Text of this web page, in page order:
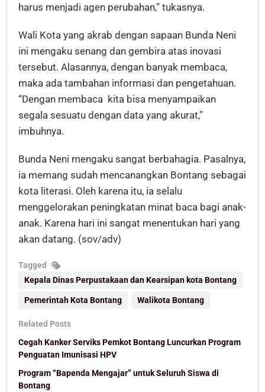
harus menjadi agen perubahan,” tukasnya.
Wali Kota yang akrab dengan sapaan Bunda Neni
ini mengaku senang dan gembira atas inovasi
tersebut. Alasannya, dengan banyak membaca,
maka ada tambahan informasi dan pengetahuan.
“Dengan membaca kita bisa menyampaikan
segala sesuatu dengan data yang akurat,”
imbuhnya.
Bunda Neni mengaku sangat berbahagia. Pasalnya,
ia memang sudah mencanangkan Bontang sebagai
kota literasi. Oleh karena itu, ia selalu
menggelorakan peningkatan minat baca bagi anak-
anak. Karena hari ini sangat menentukan hari yang
akan datang. (sov/adv)
Tagged
Kepala Dinas Perpustakaan dan Kearsipan kota Bontang
Pemerintah Kota Bontang Walikota Bontang
Related Posts
Cegah Kanker Serviks Pemkot Bontang Luncurkan Program
Penguatan Imunisasi HPV
Program “Bapenda Mengajar” untuk Seluruh Siswa di
Bontang